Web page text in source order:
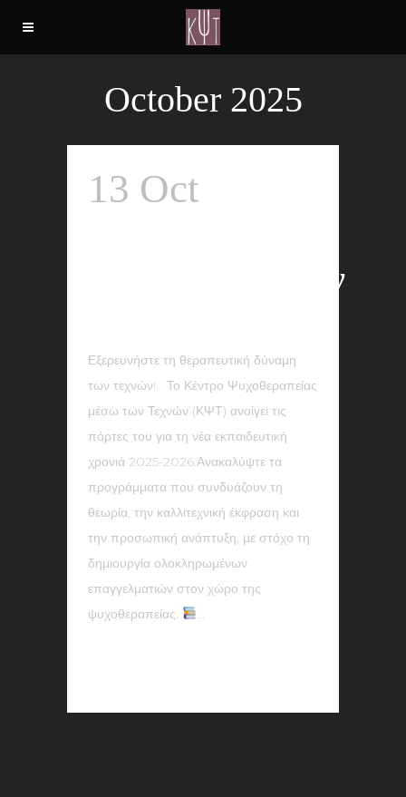
October 2025
13 Oct
Προγραμμάτων
Εξερευνήστε τη θεραπευτική δύναμη
των τεχνών! Το Κέντρο Ψυχοθεραπείας
μέσω των Τεχνών (ΚΨΤ) ανοίγει τις
πόρτες του για τη νέα εκπαιδευτική
χρονιά 2025-2026.Ανακαλύψτε τα
προγράμματα που συνδυάζουν τη
θεωρία, την καλλιτεχνική έκφραση και
την προσωπική ανάπτυξη, με στόχο τη
δημιουργία ολοκληρωμένων
επαγγελματιών στον χώρο της
ψυχοθεραπείας.
...